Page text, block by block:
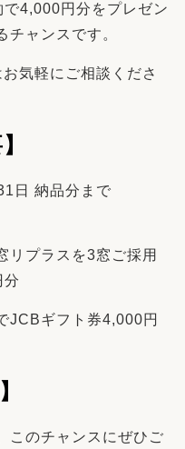
4,000円分をプレゼン
チャンスです。
気軽にご相談くださ
日 納品分まで
リプラスを3窓ご採用
分
JCBギフト券4,000円
このチャンスにぜひご